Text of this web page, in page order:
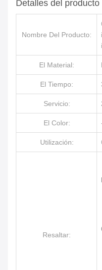
Detalles del producto
Nombre Del Producto:
El Material:
El Tiempo:
Servicio:
El Color:
Utilización:
Resaltar: